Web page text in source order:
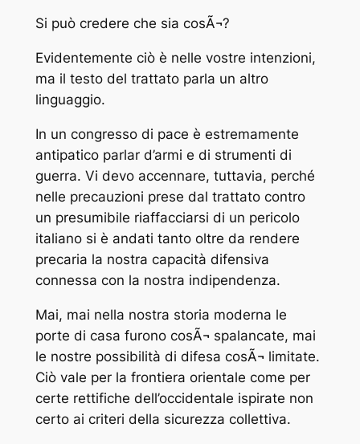
Si può credere che sia cosÃ¬?
Evidentemente ciò è nelle vostre intenzioni,
ma il testo del trattato parla un altro
linguaggio.
In un congresso di pace è estremamente
antipatico parlar d’armi e di strumenti di
guerra. Vi devo accennare, tuttavia, perché
nelle precauzioni prese dal trattato contro
un presumibile riaffacciarsi di un pericolo
italiano si è andati tanto oltre da rendere
precaria la nostra capacità difensiva
connessa con la nostra indipendenza.
Mai, mai nella nostra storia moderna le
porte di casa furono cosÃ¬ spalancate, mai
le nostre possibilità di difesa cosÃ¬ limitate.
Ciò vale per la frontiera orientale come per
certe rettifiche dell’occidentale ispirate non
certo ai criteri della sicurezza collettiva.